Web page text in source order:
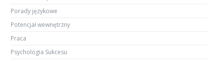
Porady językowe
Potencjał wewnętrzny
Praca
Psychologia Sukcesu